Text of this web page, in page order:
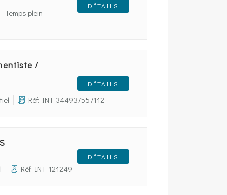
Temps plein
DÉTAILS
/
Réf: INT-344937557112
DÉTAILS
Réf: INT-121249
DÉTAILS